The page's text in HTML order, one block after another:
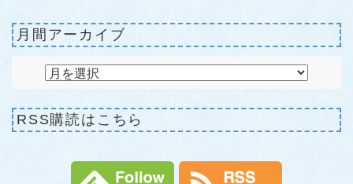
月間アーカイブ
RSS購読はこちら